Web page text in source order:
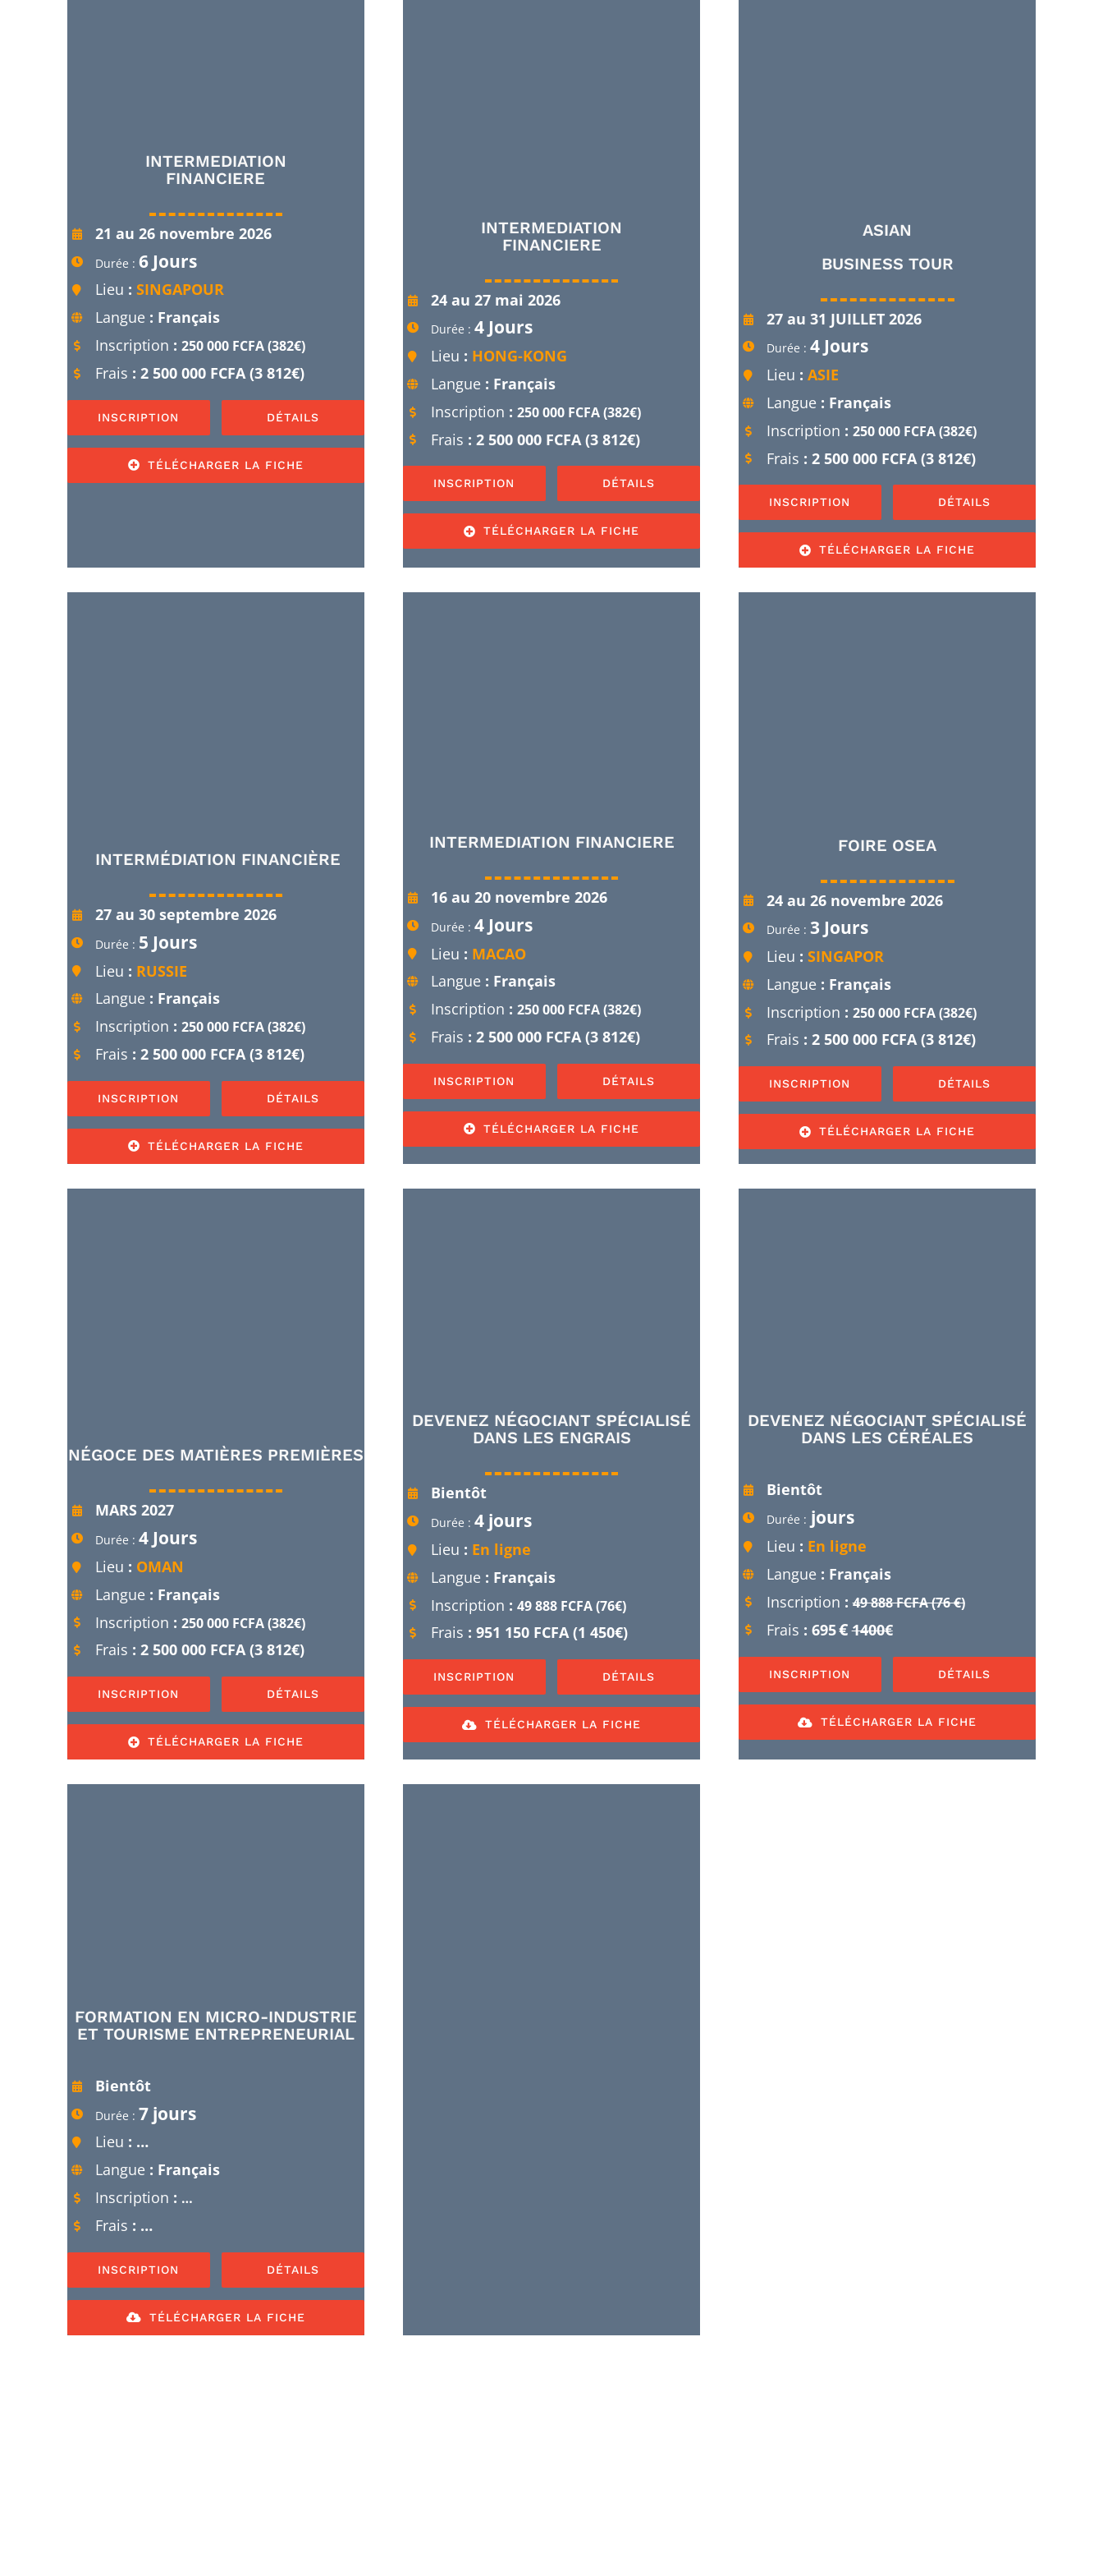
INTERMEDIATION
FINANCIERE
21 au 26 novembre 2026
Durée : 6 Jours
Lieu : SINGAPOUR
Langue: Français
Inscription : 250 000 FCFA (382€)
Frais : 2 500 000 FCFA (3 812€)
INSCRIPTION DÉTAILS
TÉLÉCHARGER LA FICHE
INTERMEDIATION
FINANCIERE
24 au 27 mai 2026
Durée : 4 Jours
Lieu : HONG-KONG
Langue: Français
Inscription : 250 000 FCFA (382€)
Frais : 2 500 000 FCFA (3 812€)
INSCRIPTION DÉTAILS
TÉLÉCHARGER LA FICHE
ASIAN
BUSINESS TOUR
27 au 31 JUILLET 2026
Durée : 4 Jours
Lieu : ASIE
Langue: Français
Inscription : 250 000 FCFA (382€)
Frais : 2 500 000 FCFA (3 812€)
INSCRIPTION DÉTAILS
TÉLÉCHARGER LA FICHE
INTERMÉDIATION FINANCIÈRE
27 au 30 septembre 2026
Durée : 5 Jours
Lieu : RUSSIE
Langue: Français
Inscription : 250 000 FCFA (382€)
Frais : 2 500 000 FCFA (3 812€)
INSCRIPTION DÉTAILS
TÉLÉCHARGER LA FICHE
INTERMEDIATION FINANCIERE
16 au 20 novembre 2026
Durée : 4 Jours
Lieu : MACAO
Langue: Français
Inscription : 250 000 FCFA (382€)
Frais : 2 500 000 FCFA (3 812€)
INSCRIPTION DÉTAILS
TÉLÉCHARGER LA FICHE
FOIRE OSEA
24 au 26 novembre 2026
Durée : 3 Jours
Lieu : SINGAPOR
Langue: Français
Inscription : 250 000 FCFA (382€)
Frais : 2 500 000 FCFA (3 812€)
INSCRIPTION DÉTAILS
TÉLÉCHARGER LA FICHE
NÉGOCE DES MATIÈRES PREMIÈRES
MARS 2027
Durée : 4 Jours
Lieu : OMAN
Langue: Français
Inscription : 250 000 FCFA (382€)
Frais : 2 500 000 FCFA (3 812€)
INSCRIPTION DÉTAILS
TÉLÉCHARGER LA FICHE
DEVENEZ NÉGOCIANT SPÉCIALISÉ
DANS LES ENGRAIS
Bientôt
Durée : 4 jours
Lieu : En ligne
Langue: Français
Inscription : 49 888 FCFA (76€)
Frais : 951 150 FCFA (1 450€)
INSCRIPTION DÉTAILS
TÉLÉCHARGER LA FICHE
DEVENEZ NÉGOCIANT SPÉCIALISÉ
DANS LES CÉRÉALES
Bientôt
Durée : jours
Lieu : En ligne
Langue: Français
Inscription :49 888 FCFA (76 €)
Frais : 695€ 1400€
INSCRIPTION DÉTAILS
TÉLÉCHARGER LA FICHE
FORMATION EN MICRO-INDUSTRIE
ET TOURISME ENTREPRENEURIAL
Bientôt
Durée : 7 jours
Lieu : …
Langue: Français
Inscription : …
Frais : …
INSCRIPTION DÉTAILS
TÉLÉCHARGER LA FICHE